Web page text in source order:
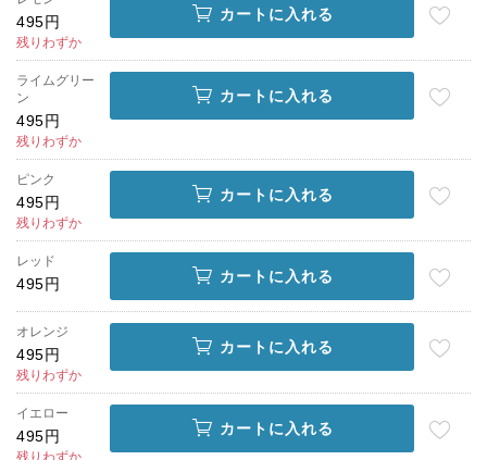
495円
残りわずか
カートに入れる
ライムグリー
ン
495円
残りわずか
カートに入れる
ピンク
495円
残りわずか
カートに入れる
レッド
495円 カートに入れる
オレンジ
495円
残りわずか
カートに入れる
イエロー
495円
残りわずか
カートに入れる